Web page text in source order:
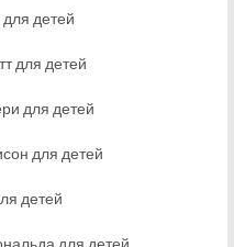
детей
для детей
для детей
для детей
детей
для детей